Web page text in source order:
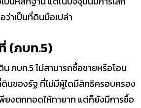
ว่าเป็นที่ดินมือเปล่า
(ภบท.5)
ท.5 ไม่สามารถซื้อขายหรือโอน
ดินของรัฐ ที่ไม่มีผู้ใดมีสิทธิครอบครอง
ยงตกทอดให้ทายาท แต่ก็ยังมีการซื้อ